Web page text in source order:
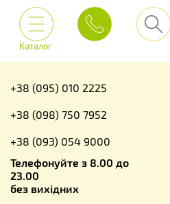
Каталог
+38 (095) 010 2225
+38 (098) 750 7952
+38 (093) 054 9000
Телефонуйте з 8.00 до
23.00
без вихідних